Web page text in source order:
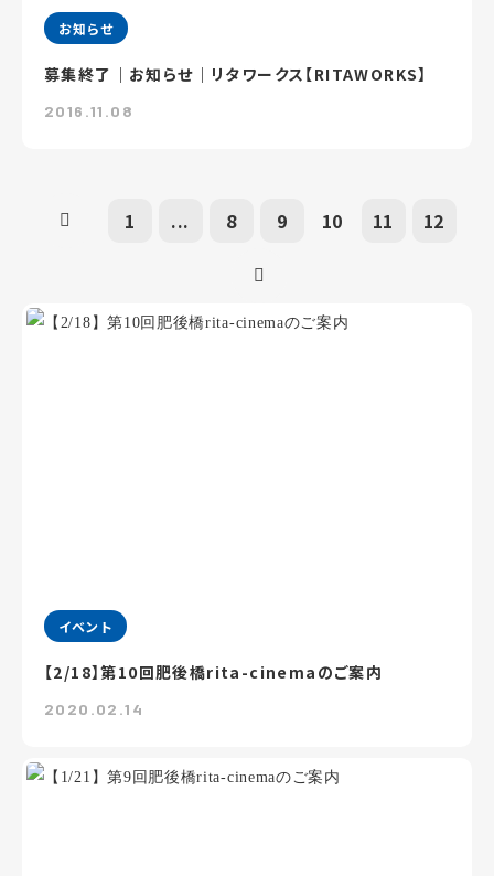
お知らせ
募集終了｜お知らせ｜リタワークス【RITAWORKS】
2016.11.08
1 ... 8 9 10 11 12
イベント
【2/18】第10回肥後橋rita-cinemaのご案内
2020.02.14